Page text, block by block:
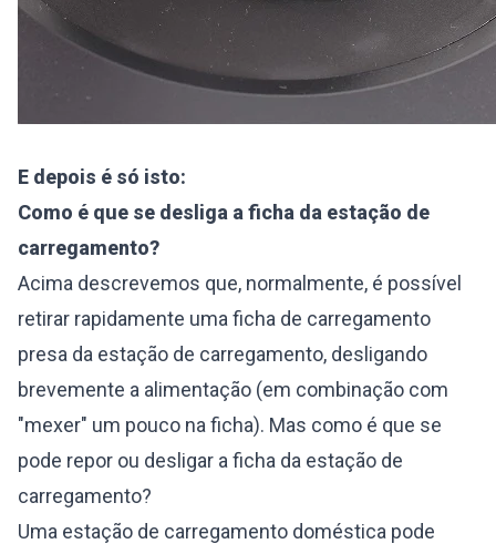
E depois é só isto:
Como é que se desliga a ficha da estação de
carregamento?
Acima descrevemos que, normalmente, é possível
retirar rapidamente uma ficha de carregamento
presa da estação de carregamento, desligando
brevemente a alimentação (em combinação com
"mexer" um pouco na ficha). Mas como é que se
pode repor ou desligar a ficha da estação de
carregamento?
Uma estação de carregamento doméstica pode